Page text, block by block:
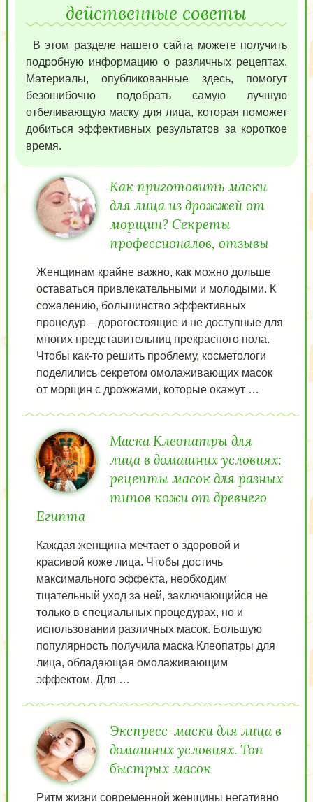
действенные советы
В этом разделе нашего сайта можете получить
подробную информацию о различных рецептах.
Материалы, опубликованные здесь, помогут
безошибочно подобрать самую лучшую
отбеливающую маску для лица, которая поможет
добиться эффективных результатов за короткое
время.
Как приготовить маски
для лица из дрожжей от
морщин? Секреты
профессионалов, отзывы
Женщинам крайне важно, как можно дольше
оставаться привлекательными и молодыми. К
сожалению, большинство эффективных
процедур – дорогостоящие и не доступные для
многих представительниц прекрасного пола.
Чтобы как-то решить проблему, косметологи
поделились секретом омолаживающих масок
от морщин с дрожжами, которые окажут …
Маска Клеопатры для
лица в домашних условиях:
рецепты масок для разных
типов кожи от древнего
Египта
Каждая женщина мечтает о здоровой и
красивой коже лица. Чтобы достичь
максимального эффекта, необходим
тщательный уход за ней, заключающийся не
только в специальных процедурах, но и
использовании различных масок. Большую
популярность получила маска Клеопатры для
лица, обладающая омолаживающим
эффектом. Для …
Экспресс-маски для лица в
домашних условиях. Топ
быстрых масок
Ритм жизни современной женщины негативно